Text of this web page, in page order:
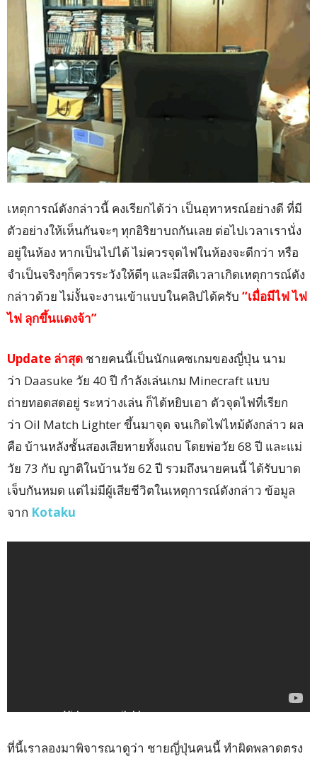
เหตุการณ์ดังกล่าวนี้ คงเรียกได้ว่า เป็นอุทาหรณ์อย่างดี ที่มี
ตัวอย่างให้เห็นกันจะๆ ทุกอิริยาบถกันเลย ต่อไปเวลาเรานั่ง
อยู่ในห้อง หากเป็นไปได้ ไม่ควรจุดไฟในห้องจะดีกว่า หรือ
จำเป็นจริงๆก็ควรระวังให้ดีๆ และมีสติเวลาเกิดเหตุการณ์ดัง
กล่าวด้วย ไม่งั้นจะงานเข้าแบบในคลิปได้ครับ “เมื่อมีไฟ ไฟ
ไฟ ลุกขึ้นแดงจ้า”
Update ล่าสุด ชายคนนี้เป็นนักแคซเกมของญี่ปุ่น นาม
ว่า Daasuke วัย 40 ปี กำลังเล่นเกม Minecraft แบบ
ถ่ายทอดสดอยู่ ระหว่างเล่น ก็ได้หยิบเอา ตัวจุดไฟที่เรียก
ว่า Oil Match Lighter ขึ้นมาจุด จนเกิดไฟไหม้ดังกล่าว ผล
คือ บ้านหลังชั้นสองเสียหายทั้งแถบ โดยพ่อวัย 68 ปี และแม่
วัย 73 กับ ญาติในบ้านวัย 62 ปี รวมถึงนายคนนี้ ได้รับบาด
เจ็บกันหมด แต่ไม่มีผู้เสียชีวิตในเหตุการณ์ดังกล่าว ข้อมูล
จาก Kotaku
ที่นี้เราลองมาพิจารณาดูว่า ชายญี่ปุ่นคนนี้ ทำผิดพลาดตรง